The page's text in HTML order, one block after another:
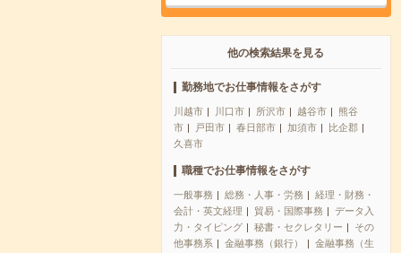
他の検索結果を見る
勤務地でお仕事情報をさがす
川越市 川口市 所沢市 越谷市
熊谷
市
戸田市 春日部市 加須市
比企郡
久喜市
職種でお仕事情報をさがす
一般事務 総務・人事・労務
経理・財務・
会計・英文経理
貿易・国際事務
データ入
力・タイピング
秘書・セクレタリー
その
他事務系
金融事務（銀行）
金融事務（生